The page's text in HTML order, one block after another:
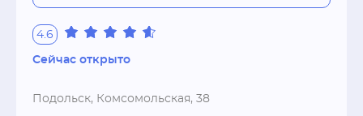
4.6
Сейчас открыто
Подольск, Комсомольская, 38